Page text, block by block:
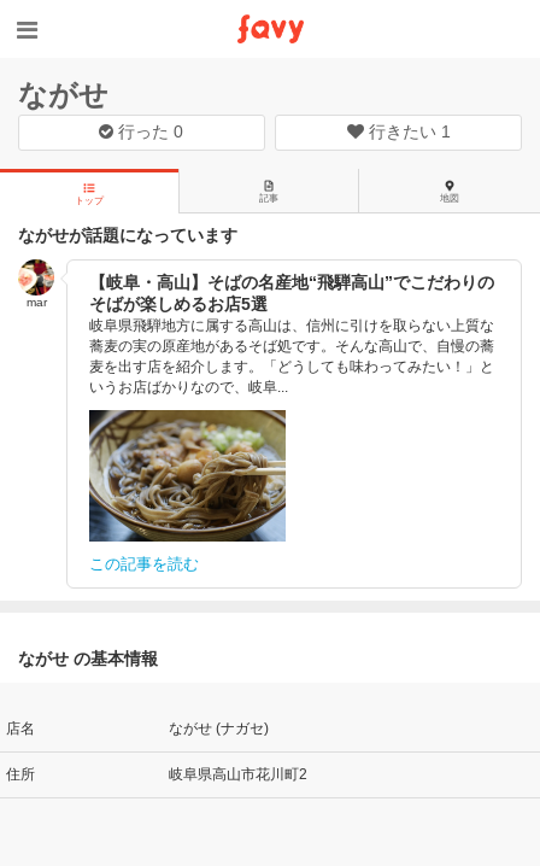
ながせ
行った0 行きたい 1
トップ 記事 地図
ながせが話題になっています
mar
【岐阜・高山】そばの名産地“飛騨高山”でこだわりの
そばが楽しめるお店5選
岐阜県飛騨地方に属する高山は、信州に引けを取らない上質な
蕎麦の実の原産地があるそば処です。そんな高山で、自慢の蕎
麦を出す店を紹介します。「どうしても味わってみたい！」と
いうお店ばかりなので、岐阜...
この記事を読む
ながせ の基本情報
店名 ながせ (ナガセ)
住所 岐阜県高山市花川町2